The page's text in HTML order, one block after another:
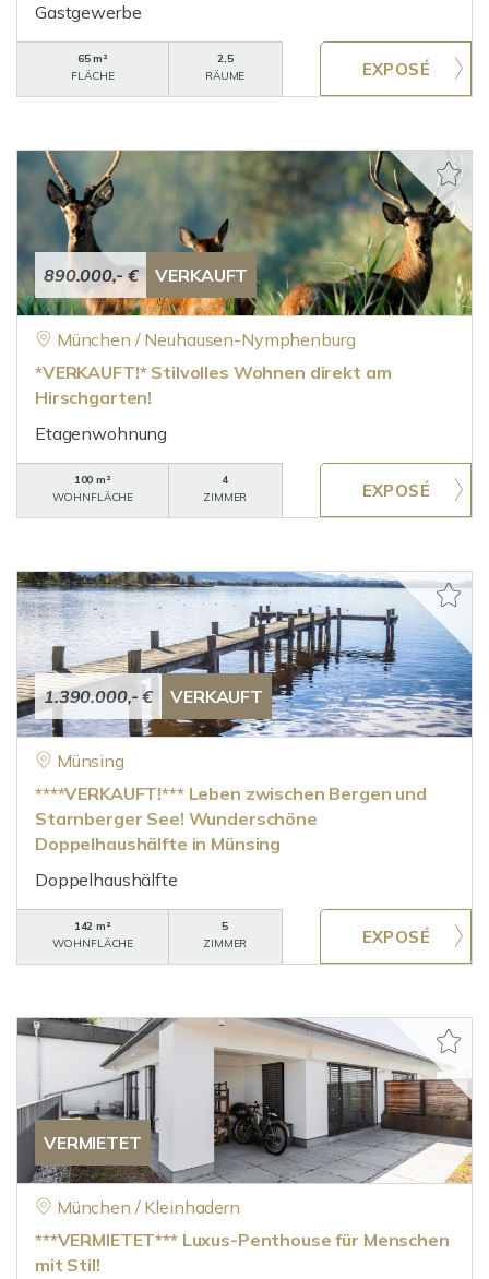
Gastgewerbe
65 m²
FLÄCHE
2,5
RÄUME
890.000,- € VERKAUFT
München / Neuhausen-Nymphenburg
*VERKAUFT!* Stilvolles Wohnen direkt am
Hirschgarten!
Etagenwohnung
100 m²
WOHNFLÄCHE
4
ZIMMER
1.390.000,- € VERKAUFT
Münsing
****VERKAUFT!*** Leben zwischen Bergen und
Starnberger See! Wunderschöne
Doppelhaushälfte in Münsing
Doppelhaushälfte
142 m²
WOHNFLÄCHE
5
ZIMMER
VERMIETET
München / Kleinhadern
***VERMIETET*** Luxus-Penthouse für Menschen
mit Stil!